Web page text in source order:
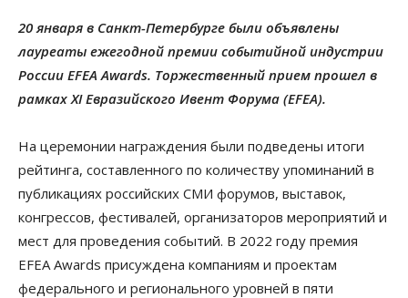
20 января в Санкт-Петербурге были объявлены
лауреаты ежегодной премии событийной индустрии
России EFEA Awards. Торжественный прием прошел в
рамках XI Евразийского Ивент Форума (EFEA).
На церемонии награждения были подведены итоги
рейтинга, составленного по количеству упоминаний в
публикациях российских СМИ форумов, выставок,
конгрессов, фестивалей, организаторов мероприятий и
мест для проведения событий. В 2022 году премия
EFEA Awards присуждена компаниям и проектам
федерального и регионального уровней в пяти